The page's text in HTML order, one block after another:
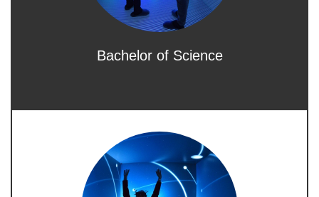
Bachelor of Science